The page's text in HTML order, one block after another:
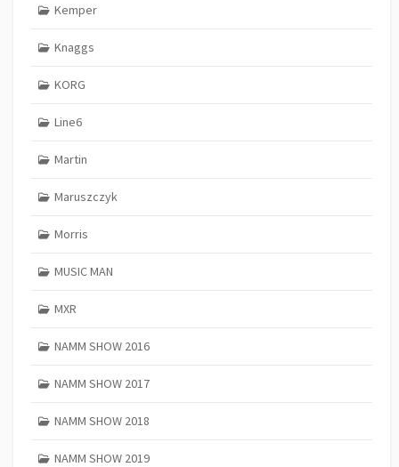
Kemper
Knaggs
KORG
Line6
Martin
Maruszczyk
Morris
MUSIC MAN
MXR
NAMM SHOW 2016
NAMM SHOW 2017
NAMM SHOW 2018
NAMM SHOW 2019